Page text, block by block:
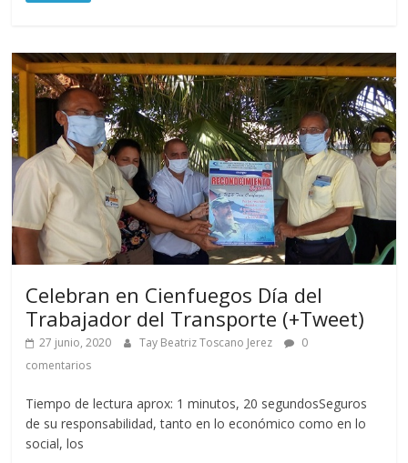
Celebran en Cienfuegos Día del
Trabajador del Transporte (+Tweet)
27 junio, 2020 Tay Beatriz Toscano Jerez
0
comentarios
Tiempo de lectura aprox: 1 minutos, 20 segundosSeguros
de su responsabilidad, tanto en lo económico como en lo
social, los